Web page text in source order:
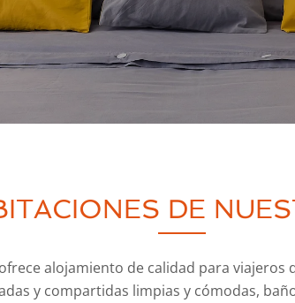
DE
alojamiento de calidad para viajeros
y compartidas limpias y cómodas,